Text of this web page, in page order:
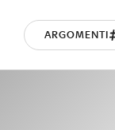
ARGOMENTI